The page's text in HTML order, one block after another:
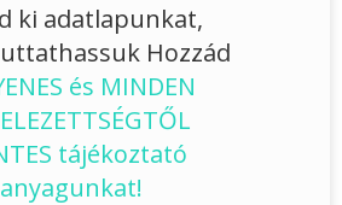
ki adatlapunkat,
Hozzád
és MINDEN
tájékoztató
anyagunkat!